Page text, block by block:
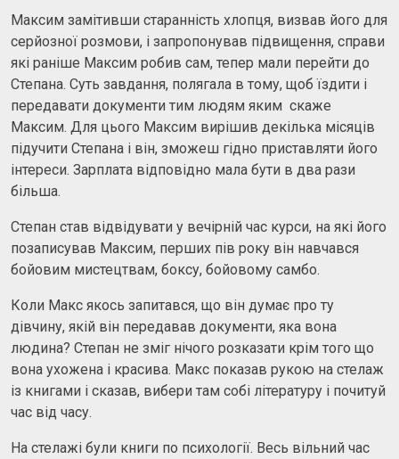
Максим замітивши старанність хлопця, визвав його для
серйозної розмови, і запропонував підвищення, справи
які раніше Максим робив сам, тепер мали перейти до
Степана. Суть завдання, полягала в тому, щоб їздити і
передавати документи тим людям яким скаже
Максим. Для цього Максим вирішив декілька місяців
підучити Степана і він, зможеш гідно приставляти його
інтереси. Зарплата відповідно мала бути в два рази
більша.
Степан став відвідувати у вечірній час курси, на які його
позаписував Максим, перших пів року він навчався
бойовим мистецтвам, боксу, бойовому самбо.
Коли Макс якось запитався, що він думає про ту
дівчину, якій він передавав документи, яка вона
людина? Степан не зміг нічого розказати крім того що
вона ухожена і красива. Макс показав рукою на стелаж
із книгами і сказав, вибери там собі літературу і почитуй
час від часу.
На стелажі були книги по психології. Весь вільний час